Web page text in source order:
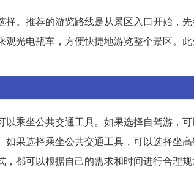
。推荐的游览路线是从景区入口开始，
光电瓶车，方便快捷地游览整个景区。
乘坐公共交通工具。如果选择自驾游，
果选择乘坐公共交通工具，可以选择坐
都可以根据自己的需求和时间进行合理